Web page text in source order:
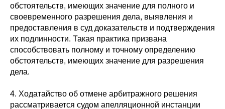
обстоятельств, имеющих значение для полного и
своевременного разрешения дела, выявления и
предоставления в суд доказательств и подтверждения
их подлинности. Такая практика призвана
способствовать полному и точному определению
обстоятельств, имеющих значение для разрешения
дела.
4. Ходатайство об отмене арбитражного решения
рассматривается судом апелляционной инстанции